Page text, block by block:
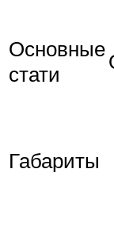
Основные
стати
Габариты